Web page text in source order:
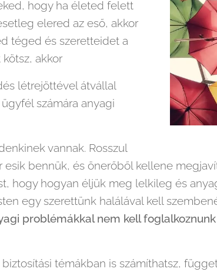
hogy ha életed felett
elered az eső, akkor
téged és szeretteidet a
akkor
létrejöttével átvállal
számára anyagi
vannak. Rosszul
esik bennük, és önerőből kellene
hogy hogyan éljük meg lelkileg és
egy szerettünk halálával kell
problémákkal nem kell
témákban is számíthatsz,